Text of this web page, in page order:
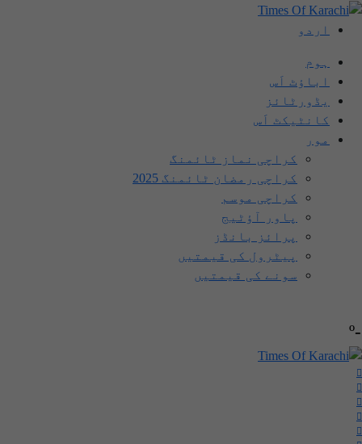
اردو
ہوم
اباؤٹ اَس
یڈورٹائز
کانٹیکٹ اَس
مور
کراچی نماز ٹائمنگ
کراچی رمضان ٹائمنگ 2025
کراچی موسم
پاور آؤٹیج
پرائز بانڈز
پیٹرول کی قیمتیں
سونے کی قیمتیں
-º